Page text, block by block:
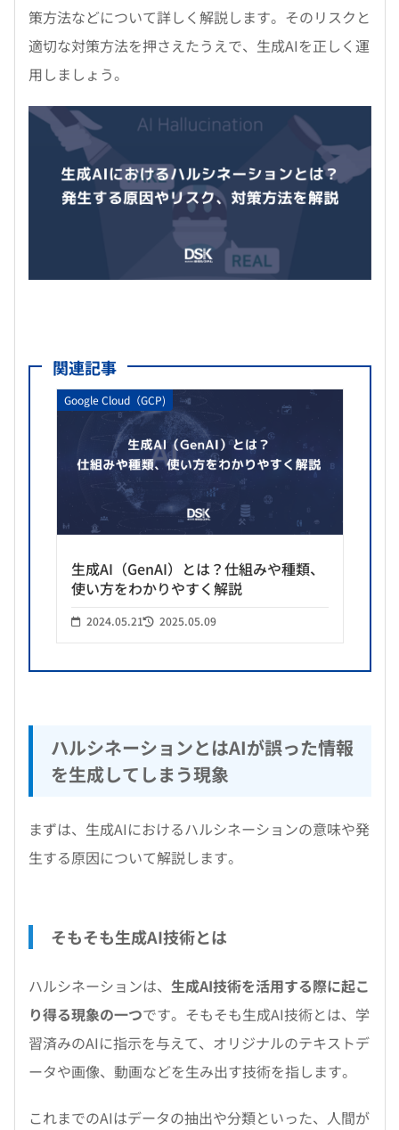
策方法などについて詳しく解説します。そのリスクと
適切な対策方法を押さえたうえで、生成AIを正しく運
用しましょう。
関連記事
Google Cloud（GCP)
生成AI（GenAI）とは？仕組みや種類、
使い方をわかりやすく解説
2024.05.21 2025.05.09
ハルシネーションとはAIが誤った情報
を生成してしまう現象
まずは、生成AIにおけるハルシネーションの意味や発
生する原因について解説します。
そもそも生成AI技術とは
ハルシネーションは、 生成AI技術を活用する際に起こ
り得る現象の一つです。そもそも生成AI技術とは、学
習済みのAIに指示を与えて、オリジナルのテキストデ
ータや画像、動画などを生み出す技術を指します。
これまでのAIはデータの抽出や分類といった、人間が